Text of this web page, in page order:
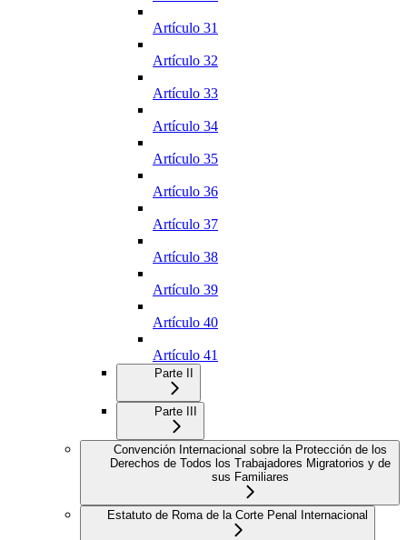
Artículo 31
Artículo 32
Artículo 33
Artículo 34
Artículo 35
Artículo 36
Artículo 37
Artículo 38
Artículo 39
Artículo 40
Artículo 41
Parte II
Parte III
Convención Internacional sobre la Protección de los
Derechos de Todos los Trabajadores Migratorios y de
sus Familiares
Estatuto de Roma de la Corte Penal Internacional